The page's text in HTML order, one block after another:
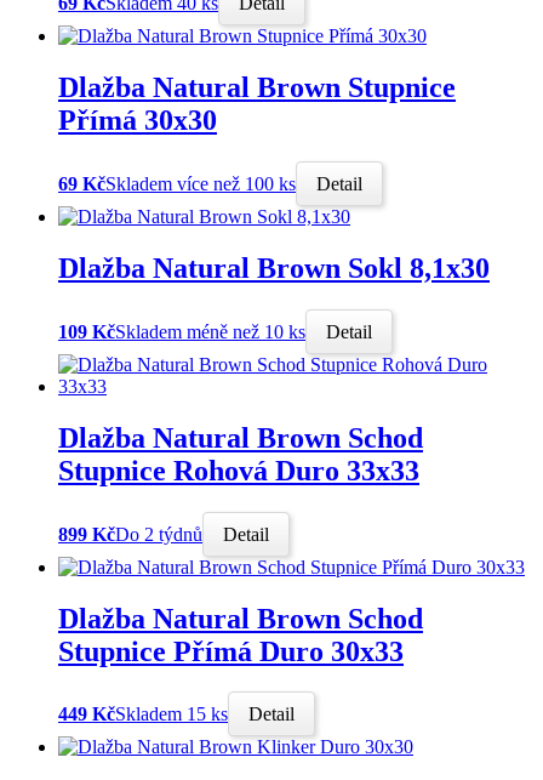
Dlažba Natural Brown Stupnice
Přímá 30x30
69 KčSkladem více než 100 ks Detail
Dlažba Natural Brown Sokl 8,1x30
109 KčSkladem méně než 10 ks Detail
Dlažba Natural Brown Schod
Stupnice Rohová Duro 33x33
899 KčDo 2 týdnů Detail
Dlažba Natural Brown Schod
Stupnice Přímá Duro 30x33
449 KčSkladem 15 ks Detail